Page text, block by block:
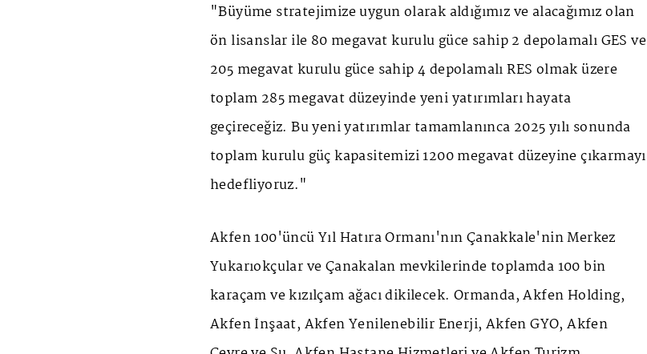
"Büyüme stratejimize uygun olarak aldığımız ve alacağımız olan
ön lisanslar ile 80 megavat kurulu güce sahip 2 depolamalı GES ve
205 megavat kurulu güce sahip 4 depolamalı RES olmak üzere
toplam 285 megavat düzeyinde yeni yatırımları hayata
geçireceğiz. Bu yeni yatırımlar tamamlanınca 2025 yılı sonunda
toplam kurulu güç kapasitemizi 1200 megavat düzeyine çıkarmayı
hedefliyoruz."
Akfen 100'üncü Yıl Hatıra Ormanı'nın Çanakkale'nin Merkez
Yukarıokçular ve Çanakalan mevkilerinde toplamda 100 bin
karaçam ve kızılçam ağacı dikilecek. Ormanda, Akfen Holding,
Akfen İnşaat, Akfen Yenilenebilir Enerji, Akfen GYO, Akfen